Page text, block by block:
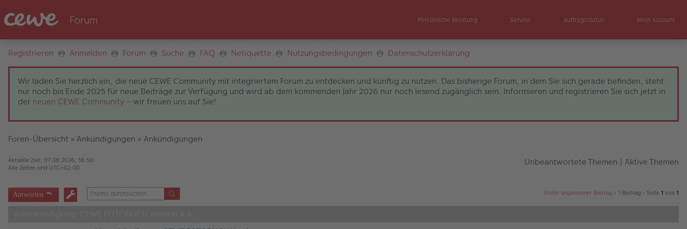
Persönliche Beratung Service Auftragsstatus Mein Account
Registrieren Anmelden Forum Suche FAQ Netiquette Nutzungsbedingungen Datenschutzerklärung
Wir laden Sie herzlich ein, die neue CEWE Community mit integriertem Forum zu entdecken und künftig zu nutzen. Das bisherige Forum, in dem Sie sich gerade befinden, steht
nur noch bis Ende 2025 für neue Beiträge zur Verfügung und wird ab dem kommenden Jahr 2026 nur noch lesend zugänglich sein. Informieren und registrieren Sie sich jetzt in
der neuen CEWE Community – wir freuen uns auf Sie!
Foren-Übersicht » Ankündigungen » Ankündigungen
Aktuelle Zeit: 07.08.2026, 18:50
Alle Zeiten sind UTC+02:00 Unbeantwortete Themen | Aktive Themen
Antworten Erster ungelesener Beitrag • 1 Beitrag • Seite 1 von 1